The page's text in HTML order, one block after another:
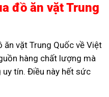
đồ ăn vặt Trung
vặt Trung Quốc về Việt
hàng chất lượng mà
uy tín. Điều này hết sức